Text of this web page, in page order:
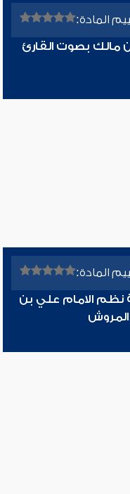
المادة:
مالك بصوت القارئ
المادة:
الامام علي بن